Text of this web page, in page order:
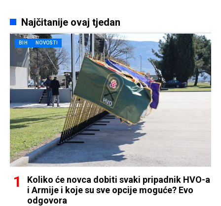
Najčitanije ovaj tjedan
BIH NOVOSTI
Koliko će novca dobiti svaki pripadnik HVO-a
i Armije i koje su sve opcije moguće? Evo
odgovora